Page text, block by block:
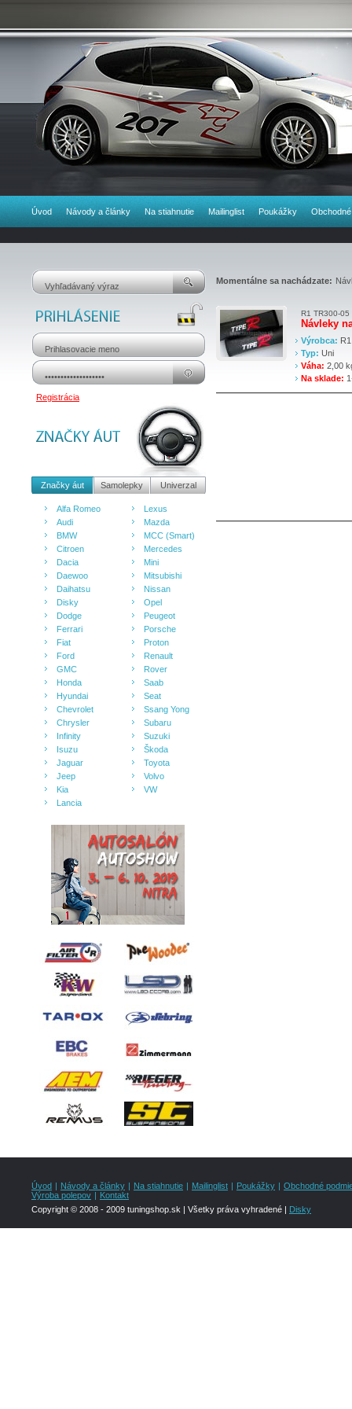
Úvod Návody a články Na stiahnutie Mailinglist Poukážky
Registrácia
Značky áut Samolepky Univerzal
Alfa Romeo
Audi
BMW
Citroen
Dacia
Daewoo
Daihatsu
Disky
Dodge
Ferrari
Fiat
Ford
GMC
Honda
Hyundai
Chevrolet
Chrysler
Infinity
Isuzu
Jaguar
Jeep
Kia
Lancia
Lexus
Mazda
MCC (Smart)
Mercedes
Mini
Mitsubishi
Nissan
Opel
Peugeot
Porsche
Proton
Renault
Rover
Saab
Seat
Ssang Yong
Subaru
Suzuki
Škoda
Toyota
Volvo
VW
Momentálne sa nachádzate:
R1 TR300-05
Návleky
Výrobca: R1
Typ: Uni
Váha: 2,00
Na sklade:
Úvod | Návody a články | Na stiahnutie | Mailinglist | Poukážky | Obchodné
Výroba polepov | Kontakt
Copyright © 2008 - 2009 tuningshop.sk | Všetky práva vyhradené | Disky